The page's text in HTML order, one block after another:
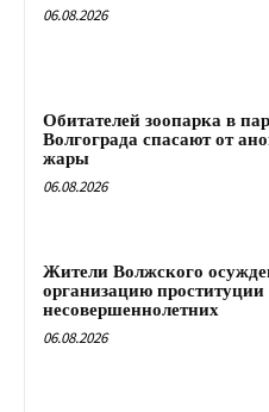
06.08.2026
Обитателей зоопарка в
Волгограда спасают от
жары
06.08.2026
Жители Волжского
организацию проституции
несовершеннолетних
06.08.2026